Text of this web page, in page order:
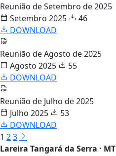
Reunião de Setembro de 2025
Setembro 2025
46
DOWNLOAD
Reunião de Agosto de 2025
Agosto 2025
55
DOWNLOAD
Reunião de Julho de 2025
Julho 2025
53
DOWNLOAD
1 23
Lareira Tangará da Serra · MT